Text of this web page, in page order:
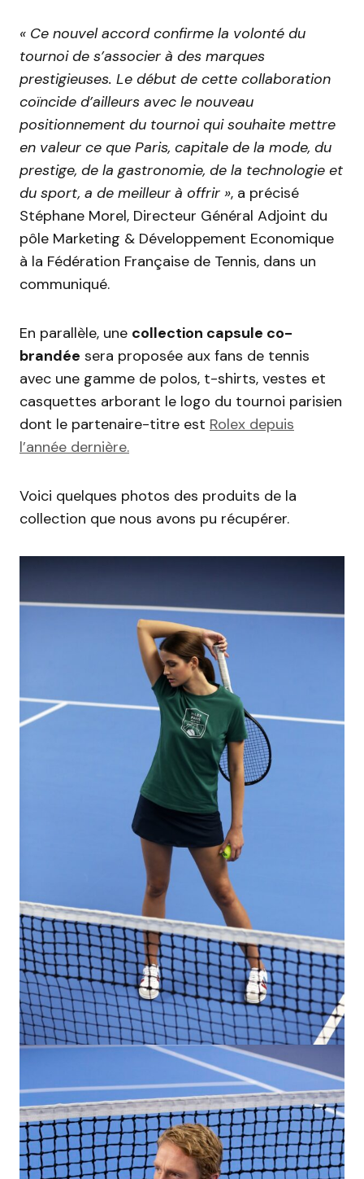
« Ce nouvel accord confirme la volonté du
tournoi de s’associer à des marques
prestigieuses. Le début de cette collaboration
coïncide d’ailleurs avec le nouveau
positionnement du tournoi qui souhaite mettre
en valeur ce que Paris, capitale de la mode, du
prestige, de la gastronomie, de la technologie et
du sport, a de meilleur à offrir », a précisé
Stéphane Morel, Directeur Général Adjoint du
pôle Marketing & Développement Economique
à la Fédération Française de Tennis, dans un
communiqué.
En parallèle, une collection capsule co-
brandée sera proposée aux fans de tennis
avec une gamme de polos, t-shirts, vestes et
casquettes arborant le logo du tournoi parisien
dont le partenaire-titre est Rolex depuis
l’année dernière.
Voici quelques photos des produits de la
collection que nous avons pu récupérer.